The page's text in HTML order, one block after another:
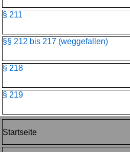
§ 211
§§ 212 bis 217 (weggefallen)
§ 218
§ 219
Startseite